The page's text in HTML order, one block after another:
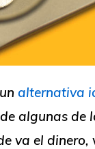
alternativa
algunas de
va el dinero,